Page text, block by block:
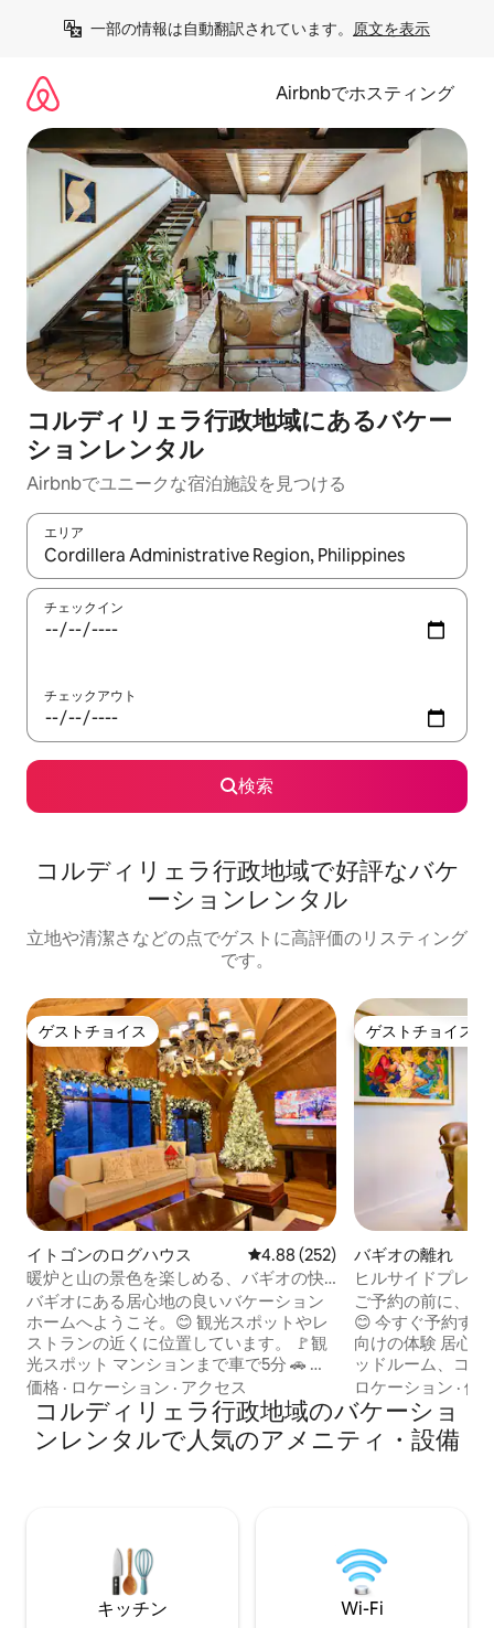
一部の情報は自動翻訳されています。 原文を表示
Airbnbでホスティング
コルディリェラ行政地域にあるバケー
ションレンタル
Airbnbでユニークな宿泊施設を見つける
エリア
検索結果が表示されたら、上下の矢印キーを使って移動するか
チェックイン
チェックアウト
検索
コルディリェラ行政地域で好評なバケ
ーションレンタル
立地や清潔さなどの点でゲストに高評価のリスティング
です。
ゲストチョイス
ゲストチョイス
イトゴンのログハウス レビュー252件、5つ星中4.88つ
4.88 (252)
暖炉と山の景色を楽しめる、バギオの快
適なログハウス
バギオにある居心地の良いバケーション
ホームへようこそ。😊 観光スポットやレ
ストランの近くに位置しています。 🚩観
光スポット マンションまで車で5分 🚗 ラ
イトパークまで車で5分 🚗 マインズビュ
ーパークまで車で5分 🚗 植物園まで8分 🚗
SMバギオまで車で20分 🚗 バーナムパー
クまで車で20分 🚗 セッションロードまで
The Manor」まで車で10分 🚗 カフェステ
ラまで車で20分 🚗
価格 · ロケーション · アクセス
ゲストチョイス
ゲストチョイス
バギオの離れ
ヒルサイドプレイ
ン・ヘイ近くの素
ご予約の前に、詳
😊 今すぐ予約する理由。 👉 ファミリー
向けの体験 居心
ッドルーム、コン
ーム付き フルバスルーム
Wi-Fi 4Kテレビ
グ）と43インチ
Disney +付き 👉 フルキッチン 素晴らしい
場は車1台または
大6 ～ 8名様まで
ロケーション ·価
コルディリェラ行政地域のバケーショ
ンレンタルで人気のアメニティ・設備
キッチン Wi-Fi